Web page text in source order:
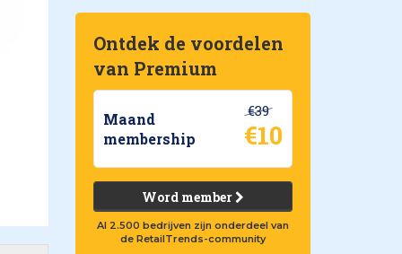
Ontdek de voordelen
van Premium
Maand
membership
€39
€10
Word member
Al 2.500 bedrijven zijn onderdeel van
de RetailTrends-community